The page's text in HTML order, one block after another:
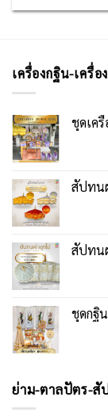
เครื่องกฐิน-เครื่อ
ชุดเค
สัปทน
สัปทน
ชุดกฐิ
ย่าม-ตาลปัตร-สั